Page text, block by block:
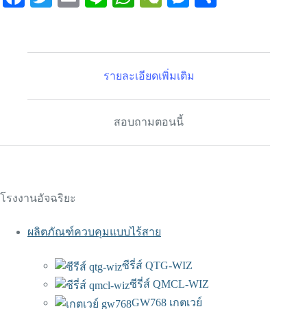
pp
ha
t
er
รายละเอียดเพิ่มเติม
สอบถามตอนนี้
โรงงานอัจฉริยะ
ผลิตภัณฑ์ควบคุมแบบไร้สาย
ซีรี่ส์ QTG-WIZ
ซีรี่ส์ QMCL-WIZ
GW768 เกตเวย์